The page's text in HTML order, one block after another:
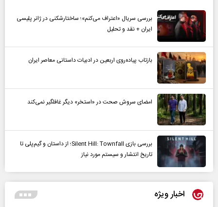
بررسی سریال «اعتراف می‌کنم»؛ ساختارشکنی در ژانر پلیسی
ایران + نقد و تحلیل
بازتاب پیاده‌روی اربعین در ادبیات داستانی معاصر ایران
امضای سروش صحت در «استخر» دیگر غافلگیر نمی‌کند
بررسی بازی Silent Hill: Townfall؛ از داستان و گیم‌پلی تا
تاریخ انتشار و سیستم مورد نیاز
اخبار ویژه